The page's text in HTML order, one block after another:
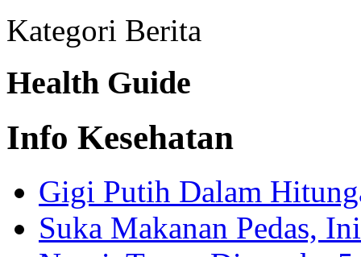
Kategori Berita
Health Guide
Info Kesehatan
Gigi Putih Dalam
Suka Makanan Pedas,